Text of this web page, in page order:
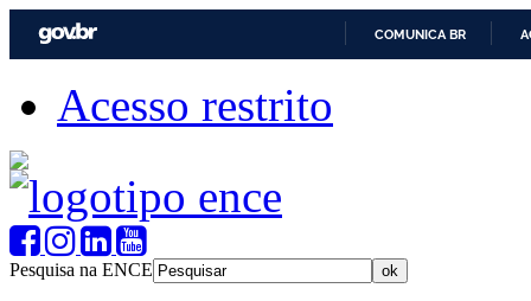
COMUNICA BR
Acesso restrito
Pesquisa na ENCE